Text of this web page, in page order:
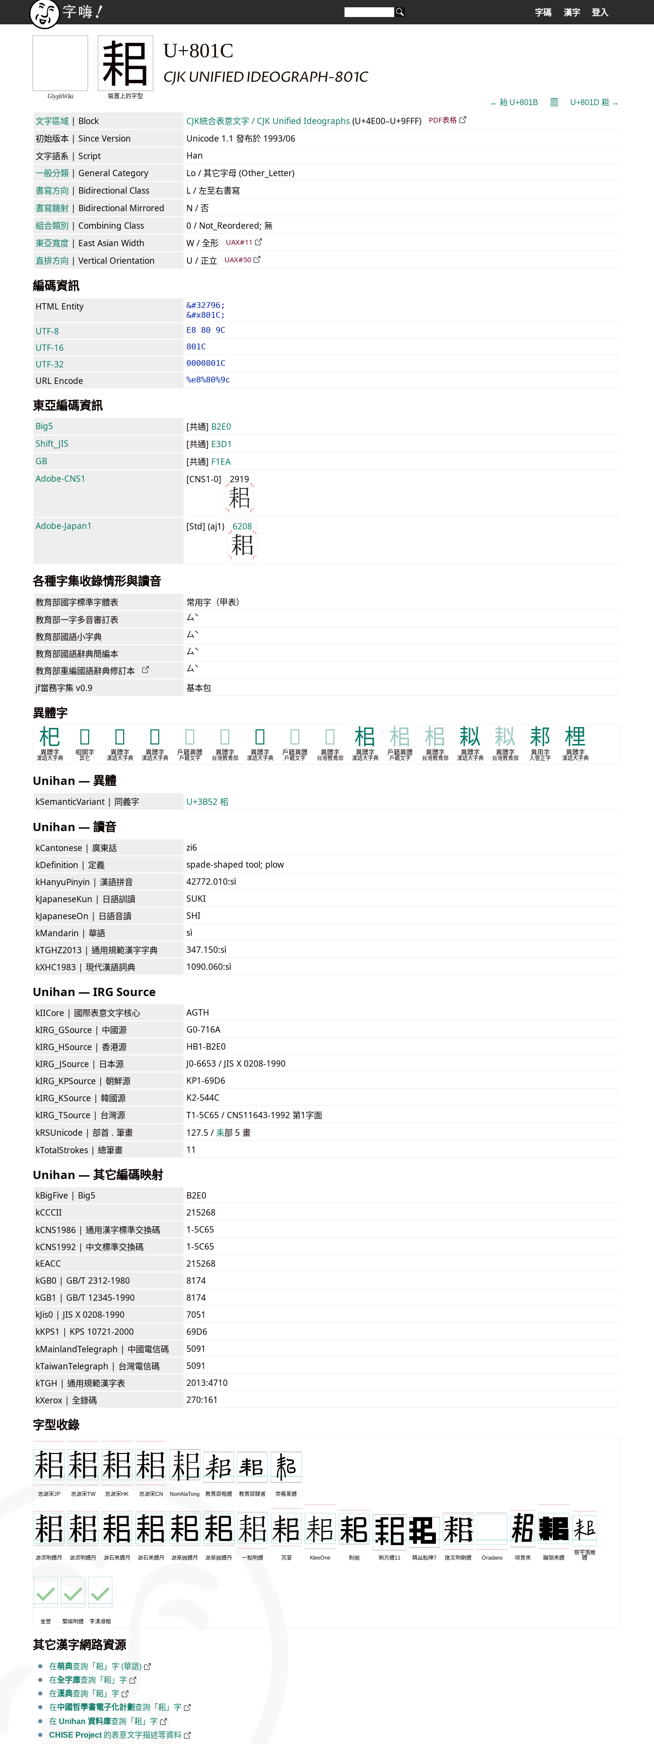
字碼 漢字 登入
GlyphWiki
耜
裝置上的字型
U+801C
CJK UNIFIED IDEOGRAPH-801C
← 耛 U+801B 𝄜 U+801D 耝 →
文字區域 | Block CJK統合表意文字 / CJK Unified Ideographs (U+4E00–U+9FFF) PDF表格
初始版本 | Since Version
Unicode 1.1 發布於 1993/06
文字語系 | Script
Han
一般分類 | General Category
Lo / 其它字母 (Other_Letter)
書寫方向 | Bidirectional Class
L / 左至右書寫
書寫鏡射 | Bidirectional Mirrored
N / 否
組合類別 | Combining Class
0 / Not_Reordered; 無
東亞寬度 | East Asian Width W / 全形 UAX#11
直排方向 | Vertical Orientation U / 正立 UAX#50
編碼資訊
HTML Entity
&#32796;
&#x801C;
UTF-8 E8 80 9C
UTF-16 801C
UTF-32 0000801C
URL Encode %e8%80%9c
東亞編碼資訊
Big5 [共通] B2E0
Shift_JIS
[共通] E3D1
GB
[共通] F1EA
Adobe-CNS1
[CNS1-0] 2919
Adobe-Japan1 [Std] (aj1) 6208
各種字集收錄情形與讀音
教育部國字標準字體表 常用字（甲表）
教育部一字多音審訂表 ㄙˋ
教育部國語小字典 ㄙˋ
教育部國語辭典簡編本 ㄙˋ
教育部重編國語辭典修訂本 ㄙˋ
jf當務字集 v0.9 基本包
異體字
𣏌
異體字
漢語大字典
𤱸
相關字
其它
𥞐
異體字
漢語大字典
𦓨
異體字
漢語大字典
𦓨
戶籍異體
戶籍文字
𦓨
異體字
台灣教育部
𦓵
異體字
漢語大字典
𦓵
戶籍異體
戶籍文字
𦓵
異體字
台灣教育部
㭒
異體字
漢語大字典
㭒
戶籍異體
戶籍文字
㭒
異體字
台灣教育部
䎣
異體字
漢語大字典
䎣
異體字
台灣教育部
䣂
異用字
入管正字
梩
異體字
漢語大字典
Unihan — 異體
kSemanticVariant | 同義字 U+3B52 㭒
Unihan — 讀音
kCantonese | 廣東話
zi6
kDefinition | 定義
spade-shaped tool; plow
kHanyuPinyin | 漢語拼音
42772.010:sì
kJapaneseKun | 日語訓讀
SUKI
kJapaneseOn | 日語音讀
SHI
kMandarin | 華語
sì
kTGHZ2013 | 通用規範漢字字典
347.150:sì
kXHC1983 | 現代漢語詞典 1090.060:sì
Unihan — IRG Source
kIICore | 國際表意文字核心
AGTH
kIRG_GSource | 中國源
G0-716A
kIRG_HSource | 香港源
HB1-B2E0
kIRG_JSource | 日本源
J0-6653 / JIS X 0208-1990
kIRG_KPSource | 朝鮮源
KP1-69D6
kIRG_KSource | 韓國源
K2-544C
kIRG_TSource | 台灣源
T1-5C65 / CNS11643-1992 第1字面
kRSUnicode | 部首 . 筆畫 127.5 / ⽾部 5 畫
kTotalStrokes | 總筆畫 11
Unihan — 其它編碼映射
kBigFive | Big5
B2E0
kCCCII
215268
kCNS1986 | 通用漢字標準交換碼
1-5C65
kCNS1992 | 中文標準交換碼
1-5C65
kEACC
215268
kGB0 | GB/T 2312-1980
8174
kGB1 | GB/T 12345-1990
8174
kJis0 | JIS X 0208-1990
7051
kKPS1 | KPS 10721-2000
69D6
kMainlandTelegraph | 中國電信碼
5091
kTaiwanTelegraph | 台灣電信碼
5091
kTGH | 通用規範漢字表
2013:4710
kXerox | 全錄碼 270:161
字型收錄
思源宋JP 思源宋TW 思源宋HK 思源宋CN NomNaTong 教育部楷體 教育部隸書 崇羲篆體
源流明體月 源流明體丹 源石黑體月 源石黑體丹 源泉圓體月 源泉圓體丹 一點明體 芫荽 KleeOne 粉圓 俐方體11 精品點陣7 匯文明朝體 Oradano 得意黑 饅頭黑體
辰宇落雁
體
金萱 蘭陽明體 李漢港楷
其它漢字網路資源
在萌典查詢「耜」字 (華語)
在全字庫查詢「耜」字
在漢典查詢「耜」字
在中國哲學書電子化計劃 查詢「耜」字
在 Unihan 資料庫查詢「耜」字
CHISE Project 的表意文字描述等資料